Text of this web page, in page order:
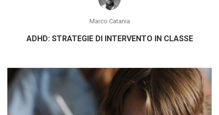
Marco Catania
ADHD: STRATEGIE DI INTERVENTO IN CLASSE